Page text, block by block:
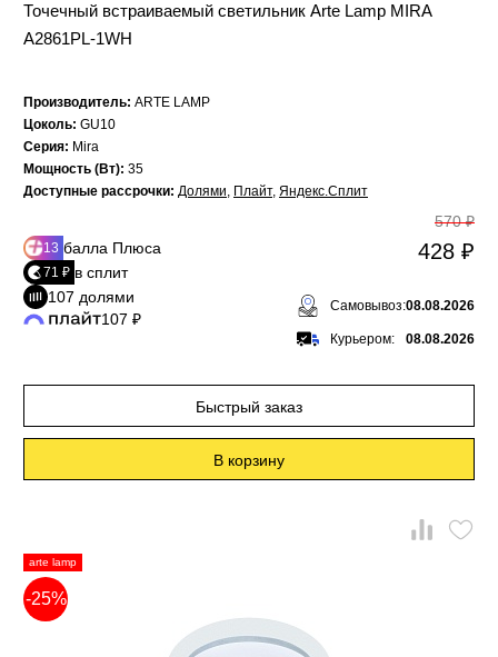
Точечный встраиваемый светильник Arte Lamp MIRA
A2861PL-1WH
Производитель: ARTE LAMP
Цоколь: GU10
Серия: Mira
Мощность (Вт): 35
Доступные рассрочки: Долями, Плайт, Яндекс.Сплит
13 балла Плюса
71 ₽ в сплит
107 долями
107 ₽
570 ₽
428 ₽
Самовывоз:08.08.2026
Курьером: 08.08.2026
Быстрый заказ
В корзину
arte lamp
-25%